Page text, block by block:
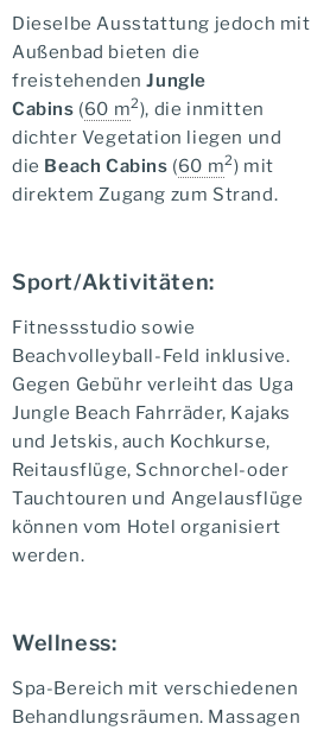
Dieselbe Ausstattung jedoch mit
Außenbad bieten die
freistehendenJungle
Cabins (60 m2), die inmitten
dichter Vegetation liegen und
die Beach Cabins (60 m2) mit
direktem Zugang zum Strand.
Sport/Aktivitäten:
Fitnessstudio sowie
Beachvolleyball-Feld inklusive.
Gegen Gebühr verleiht das Uga
Jungle Beach Fahrräder, Kajaks
und Jetskis, auch Kochkurse,
Reitausflüge, Schnorchel-oder
Tauchtouren und Angelausflüge
können vom Hotel organisiert
werden.
Wellness:
Spa-Bereich mit verschiedenen
Behandlungsräumen. Massagen